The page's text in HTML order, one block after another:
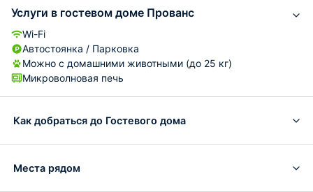
Услуги в гостевом доме Прованс
Wi-Fi
Автостоянка / Парковка
Можно с домашними животными (до 25 кг)
Микроволновая печь
Как добраться до Гостевого дома
Места рядом